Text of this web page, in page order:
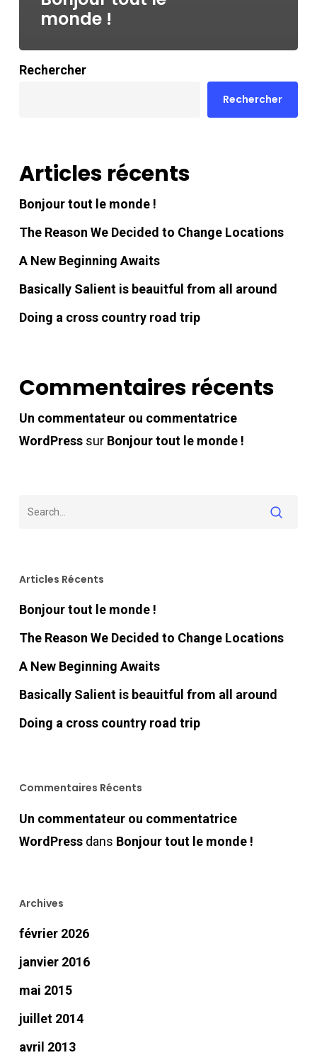
monde !
Rechercher
Rechercher
Articles récents
Bonjour tout le monde !
The Reason We Decided to Change Locations
A New Beginning Awaits
Basically Salient is beauitful from all around
Doing a cross country road trip
Commentaires récents
Un commentateur ou commentatrice
WordPresssur Bonjour tout le monde !
Articles Récents
Bonjour tout le monde !
The Reason We Decided to Change Locations
A New Beginning Awaits
Basically Salient is beauitful from all around
Doing a cross country road trip
Commentaires Récents
Un commentateur ou commentatrice
WordPressdans Bonjour tout le monde !
Archives
février 2026
janvier 2016
mai 2015
juillet 2014
avril 2013